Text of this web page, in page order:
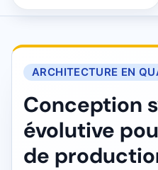
ARCHITECTURE EN
Conception
évolutive
de